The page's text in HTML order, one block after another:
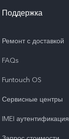
Поддержка
Ремонт с доставкой
FAQs
Funtouch OS
Сервисные центры
IMEI аутентификация